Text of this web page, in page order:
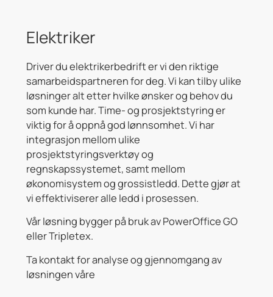
Elektriker
Driver du elektrikerbedrift er vi den riktige
samarbeidspartneren for deg. Vi kan tilby ulike
løsninger alt etter hvilke ønsker og behov du
som kunde har. Time- og prosjektstyring er
viktig for å oppnå god lønnsomhet. Vi har
integrasjon mellom ulike
prosjektstyringsverktøy og
regnskapssystemet, samt mellom
økonomisystem og grossistledd. Dette gjør at
vi effektiviserer alle ledd i prosessen.
Vår løsning bygger på bruk av PowerOffice GO
eller Tripletex.
Ta kontakt for analyse og gjennomgang av
løsningen våre